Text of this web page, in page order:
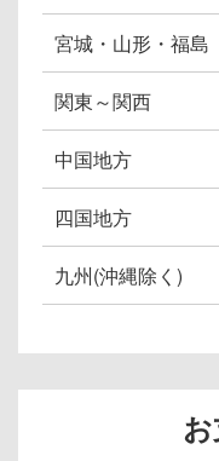
宮城・山形・福島
関東～関西
中国地方
四国地方
九州(沖縄除く)